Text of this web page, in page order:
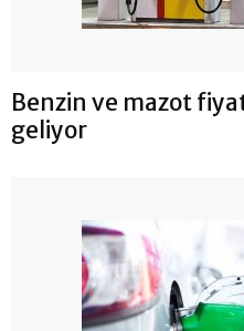
Benzin ve mazot
geliyor